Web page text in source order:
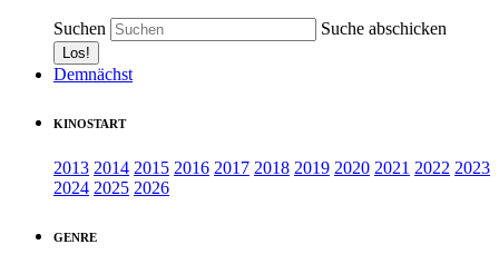
Suchen Suche abschicken
Demnächst
KINOSTART
2013 2014 2015 2016 2017 2018 2019 2020 2021 2022 2023
2024 2025 2026
GENRE